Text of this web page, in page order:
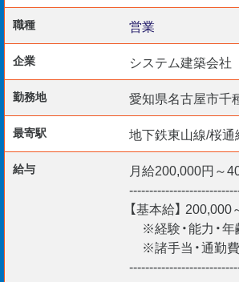
■PCスキル（Office/タッチタイピング）
稼働エリアは愛知/岐阜/三重/静岡。
遠出はありますが、転勤は一切ナシ。
〖勤務開始日〗 即日～随時
全国に拠点を持つ業界でも準大手♪
職種 営業
企業 システム建築会社
勤務地 愛知県名古屋市千
最寄駅 地下鉄東山線/桜通
給与
月給200,000円～
【基本給】
※経験・能力・
※諸手当・通勤